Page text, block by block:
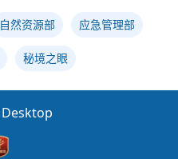
自然资源部 应急管理部
秘境之眼
Desktop